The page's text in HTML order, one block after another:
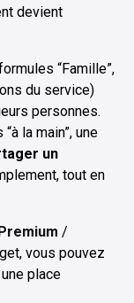
devient
“Famille”,
du service)
personnes.
la main”, une
un
tout en
/
vous pouvez
place